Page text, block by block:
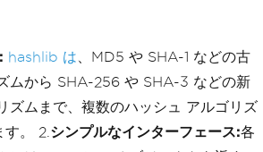
hashlib は 、MD5 や SHA-1 などの古
ムから SHA-256 や SHA-3 などの新
ズムまで、複数のハッシュ アルゴリズ
す。 2. シンプルなインターフェース:各